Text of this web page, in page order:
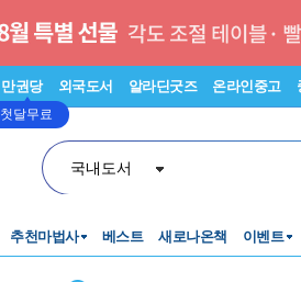
만권당
첫달무료
외국도서 알라딘굿즈 온라인중고
국내도서
추천마법사 베스트 새로나온책 이벤트